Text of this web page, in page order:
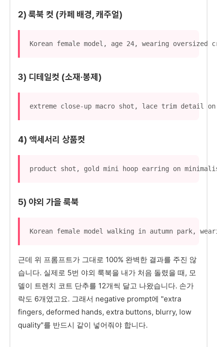
2) 룩북 컷 (카페 배경, 캐주얼)
Korean female model, age 24, wearing
3) 디테일컷 (소재·봉제)
extreme close-up macro shot, lace trim
4) 액세서리 상품컷
product shot, gold mini hoop earring on
5) 야외 가을 룩북
Korean female model walking in autumn park,
근데 위 프롬프트가 그대로 100% 완벽한 결과를 주진 않
습니다. 실제로 5번 야외 룩북을 내가 처음 돌렸을 때, 모
델이 트렌치 코트 단추를 12개씩 달고 나왔습니다. 손가
락도 6개였고요. 그래서 negative prompt에 "extra
fingers, deformed hands, extra buttons, blurry, low
quality"를 반드시 같이 넣어줘야 합니다.